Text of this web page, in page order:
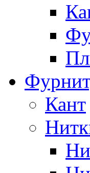
Кант